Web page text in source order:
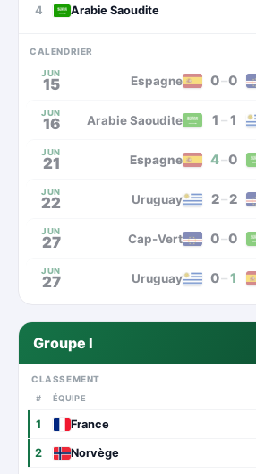
4 Arabie Saoudite
CALENDRIER
JUN
15 Espagne 0–0
JUN
16 Arabie Saoudite 1 –1
JUN
21 Espagne 4–0
JUN
22 Uruguay 2–2
JUN
27 Cap-Vert 0–0
JUN
27 Uruguay 0–1
Groupe I
CLASSEMENT
# ÉQUIPE
1 France
2 Norvège